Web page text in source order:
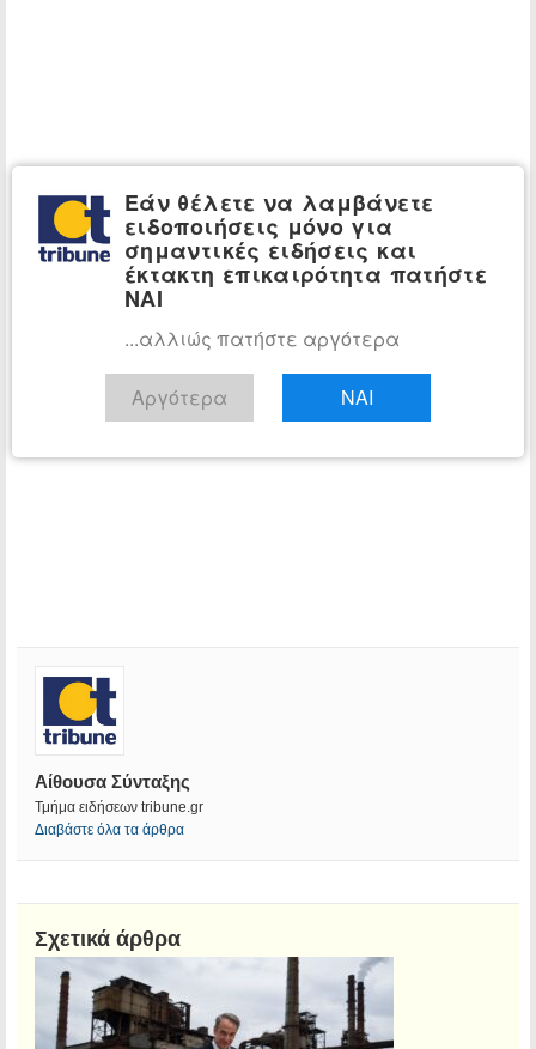
Αίθουσα Σύνταξης
Τμήμα ειδήσεων tribune.gr
Διαβάστε όλα τα άρθρα
Σχετικά άρθρα
Εάν θέλετε να λαμβάνετε
ειδοποιήσεις μόνο για
σημαντικές ειδήσεις και
έκτακτη επικαιρότητα πατήστε
ΝΑΙ
...αλλιώς πατήστε αργότερα
Αργότερα ΝΑΙ